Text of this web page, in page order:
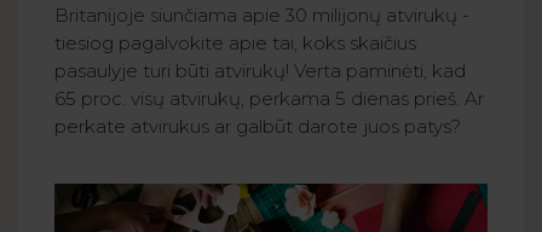
Britanijoje siunčiama apie 30 milijonų atvirukų -
tiesiog pagalvokite apie tai, koks skaičius
pasaulyje turi būti atvirukų! Verta paminėti, kad
65 proc. visų atvirukų, perkama 5 dienas prieš. Ar
perkate atvirukus ar galbūt darote juos patys?